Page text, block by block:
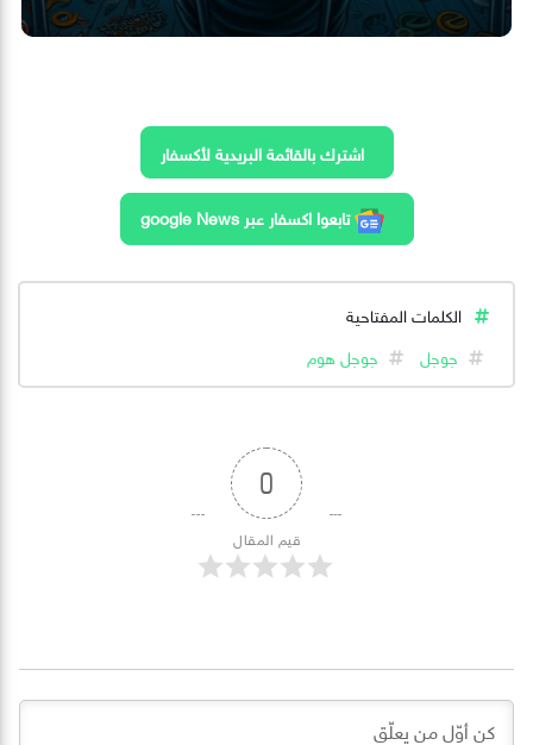
اشترك بالقائمة البريدية لأكسفار
تابعوا اكسفار عبر google News
الكلمات المفتاحية
جوجل
جوجل هوم
0
قيم المقال